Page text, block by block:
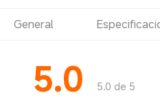
General
5.0 5.0 de 5